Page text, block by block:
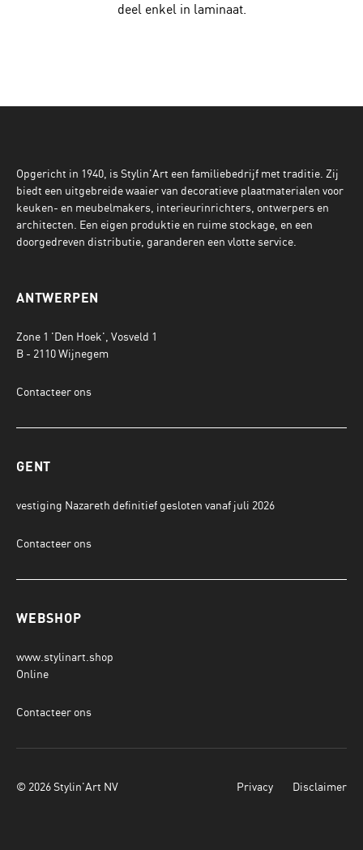
deel enkel in laminaat.
Opgericht in 1940, is Stylin'Art een familiebedrijf met traditie. Zij
biedt een uitgebreide waaier van decoratieve plaatmaterialen voor
keuken- en meubelmakers, interieurinrichters, ontwerpers en
architecten. Een eigen produktie en ruime stockage, en een
doorgedreven distributie, garanderen een vlotte service.
ANTWERPEN
Zone 1 'Den Hoek', Vosveld 1
B - 2110 Wijnegem
Contacteer ons
GENT
vestiging Nazareth definitief gesloten vanaf juli 2026
Contacteer ons
WEBSHOP
www.stylinart.shop
Online
Contacteer ons
© 2026 Stylin'Art NV Privacy Disclaimer